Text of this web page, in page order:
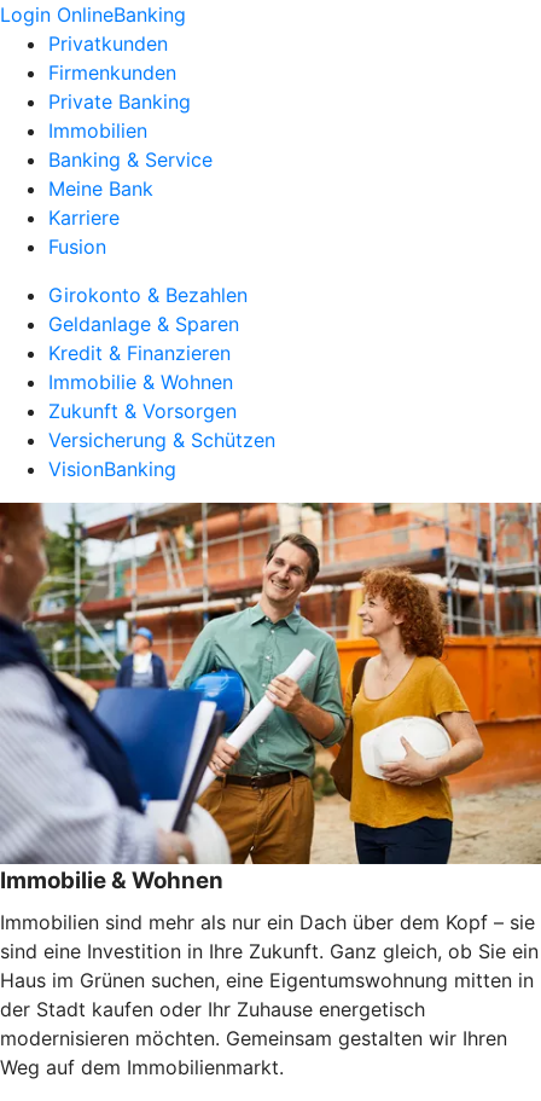
Login OnlineBanking
Privatkunden
Firmenkunden
Private Banking
Immobilien
Banking & Service
Meine Bank
Karriere
Fusion
Girokonto & Bezahlen
Geldanlage & Sparen
Kredit & Finanzieren
Immobilie & Wohnen
Zukunft & Vorsorgen
Versicherung & Schützen
VisionBanking
Immobilie & Wohnen
Immobilien sind mehr als nur ein Dach über dem Kopf – sie
sind eine Investition in Ihre Zukunft. Ganz gleich, ob Sie ein
Haus im Grünen suchen, eine Eigentumswohnung mitten in
der Stadt kaufen oder Ihr Zuhause energetisch
modernisieren möchten. Gemeinsam gestalten wir Ihren
Weg auf dem Immobilienmarkt.